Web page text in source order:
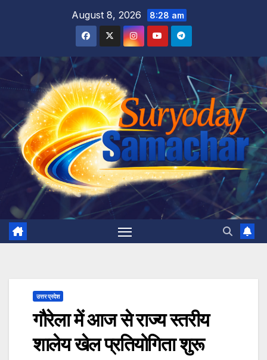
August 8, 2026 8:28 am
उत्तर प्रदेश
गौरेला में आज से राज्य स्तरीय
शालेय खेल प्रतियोगिता शुरू